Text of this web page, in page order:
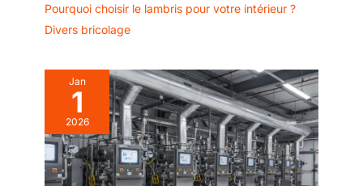
Pourquoi choisir le lambris pour votre intérieur ?
Divers bricolage
Jan
1
2026